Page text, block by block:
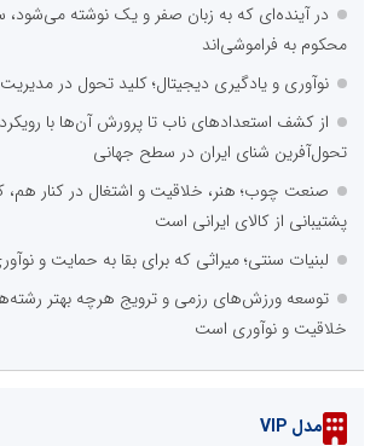
در آینده‌ای که به زبان صفر و یک نوشته می‌شود،
محکوم به فراموشی‌اند
نوآوری و یادگیری دیجیتال؛ کلید تحول در
از کشف استعدادهای ناب تا پرورش آن‌ها با
تحول‌آفرین شنای ایران در سطح جهانی
صنعت چوب؛ هنر، خلاقیت و اشتغال در کنار هم، که
پشتیبانی از کالای ایرانی است
لبنیات سنتی؛ میراثی که برای بقا به حمایت و
توسعه ورزش‌های رزمی و ترویج هرچه بهتر
خلاقیت و نوآوری است
مدل VIP